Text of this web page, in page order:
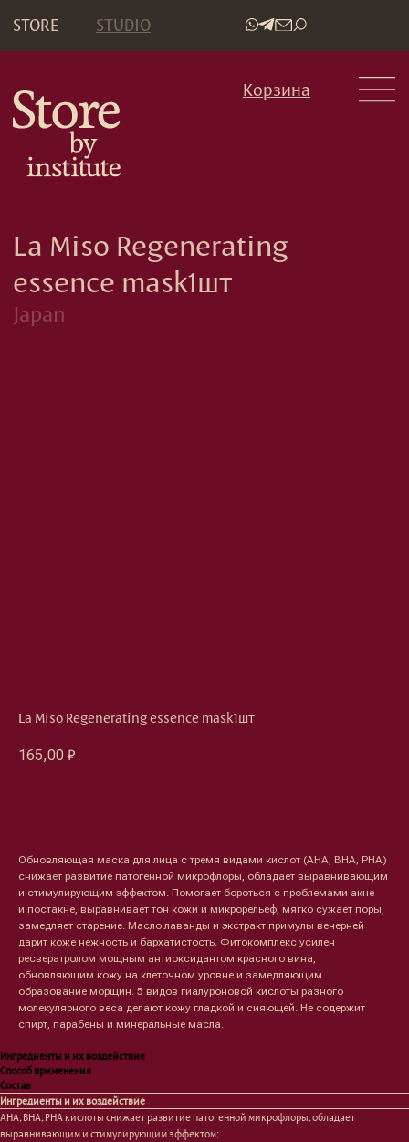
STORE STUDIO
•
La Miso Regenerating
La Miso Regenerating essence mask1шт
165,00 ₽
Обновляющая маска для лица с тремя видами кислот (AHA, BHA, PHA)
снижает развитие патогенной микрофлоры, обладает выравнивающим
и стимулирующим эффектом. Помогает бороться с проблемами акне
и постакне, выравнивает тон кожи и микрорельеф, мягко сужает поры,
замедляет старение. Масло лаванды и экстракт примулы вечерней
дарит коже нежность и бархатистость. Фитокомплекс усилен
ресвератролом мощным антиоксидантом красного вина,
обновляющим кожу на клеточном уровне и замедляющим
образование морщин. 5 видов гиалуроновой кислоты разного
молекулярного веса делают кожу гладкой и сияющей. Не содержит
спирт, парабены и минеральные масла.
Ингредиенты и их воздействие
Способ применения
Состав
Ингредиенты и их воздействие
AHA, BHA, PHA кислоты снижает развитие патогенной микрофлоры, обладает
выравнивающим и стимулирующим эффектом;